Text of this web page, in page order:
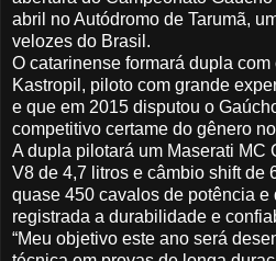
abril no Autódromo de Tarumã,
velozes do Brasil.
O catarinense formará dupla
Kastropil, piloto com grande
e que em 2015 disputou o
competitivo certame do gênero
A dupla pilotará um Maserati MC
V8 de 4,7 litros e câmbio shift de
quase 450 cavalos de potência e
registrada a durabilidade e
“Meu objetivo este ano será